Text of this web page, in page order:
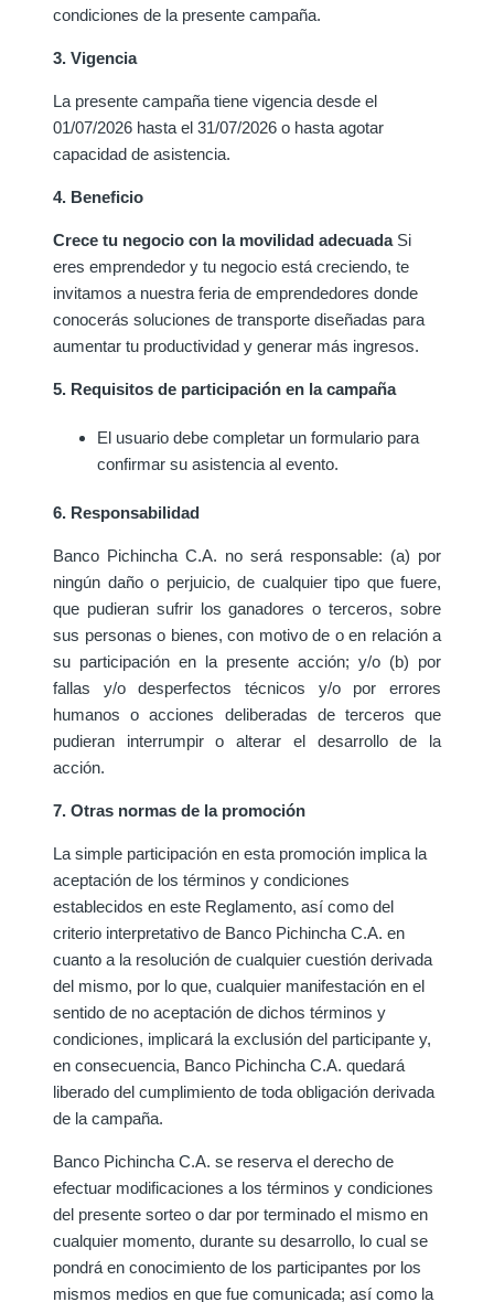
condiciones de la presente campaña.
3. Vigencia
La presente campaña tiene vigencia desde el
01/07/2026 hasta el 31/07/2026 o hasta agotar
capacidad de asistencia.
4. Beneficio
Crece tu negocio con la movilidad adecuada Si
eres emprendedor y tu negocio está creciendo, te
invitamos a nuestra feria de emprendedores donde
conocerás soluciones de transporte diseñadas para
aumentar tu productividad y generar más ingresos.
5. Requisitos de participación en la campaña
El usuario debe completar un formulario para
confirmar su asistencia al evento.
6. Responsabilidad
Banco Pichincha C.A. no será responsable: (a) por
ningún daño o perjuicio, de cualquier tipo que fuere,
que pudieran sufrir los ganadores o terceros, sobre
sus personas o bienes, con motivo de o en relación a
su participación en la presente acción; y/o (b) por
fallas y/o desperfectos técnicos y/o por errores
humanos o acciones deliberadas de terceros que
pudieran interrumpir o alterar el desarrollo de la
acción.
7. Otras normas de la promoción
La simple participación en esta promoción implica la
aceptación de los términos y condiciones
establecidos en este Reglamento, así como del
criterio interpretativo de Banco Pichincha C.A. en
cuanto a la resolución de cualquier cuestión derivada
del mismo, por lo que, cualquier manifestación en el
sentido de no aceptación de dichos términos y
condiciones, implicará la exclusión del participante y,
en consecuencia, Banco Pichincha C.A. quedará
liberado del cumplimiento de toda obligación derivada
de la campaña.
Banco Pichincha C.A. se reserva el derecho de
efectuar modificaciones a los términos y condiciones
del presente sorteo o dar por terminado el mismo en
cualquier momento, durante su desarrollo, lo cual se
pondrá en conocimiento de los participantes por los
mismos medios en que fue comunicada; así como la